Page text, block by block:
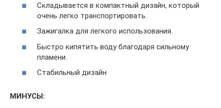
Складывается в компактный дизайн, который
очень легко транспортировать.
Зажигалка для легкого использования.
Быстро кипятить воду благодаря сильному
пламени.
Стабильный дизайн
МИНУСЫ: